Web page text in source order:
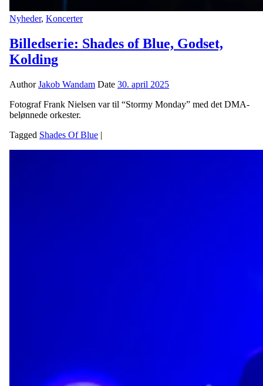
Nyheder, Koncerter
Billedserie: Shades of Blue, Godset,
Kolding
AuthorJakob Wandam Date 30. april 2025
Fotograf Frank Nielsen var til “Stormy Monday” med det DMA-
belønnede orkester.
Tagged Shades Of Blue |